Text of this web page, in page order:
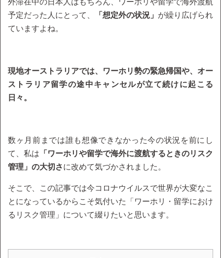
外滞在中の日本人はもちろん、ワーホリや留学で海外渡航
予定だった人にとって、
「想定外の状況」 が繰り広げられ
ていますよね。
現地オーストラリアでは、ワーホリ勢の緊急帰国や、オー
ストラリア留学の途中キャンセルが立て続けに起こる
日々。
数ヶ月前までは誰も想像できなかった今の状況を前にし
て、私は 「ワーホリや留学で海外に渡航するときのリスク
管理」の大切さに改めて気づかされました。
そこで、この記事では今コロナウイルスで世界が大変なこ
とになっているからこそ気付いた「ワーホリ・留学におけ
るリスク管理」について綴りたいと思います。